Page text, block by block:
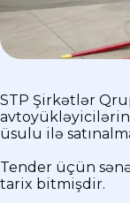
STP Şirkətlər
avtoyükləyicilərin
üsulu ilə
Tender üçün
tarix bitmişdir.